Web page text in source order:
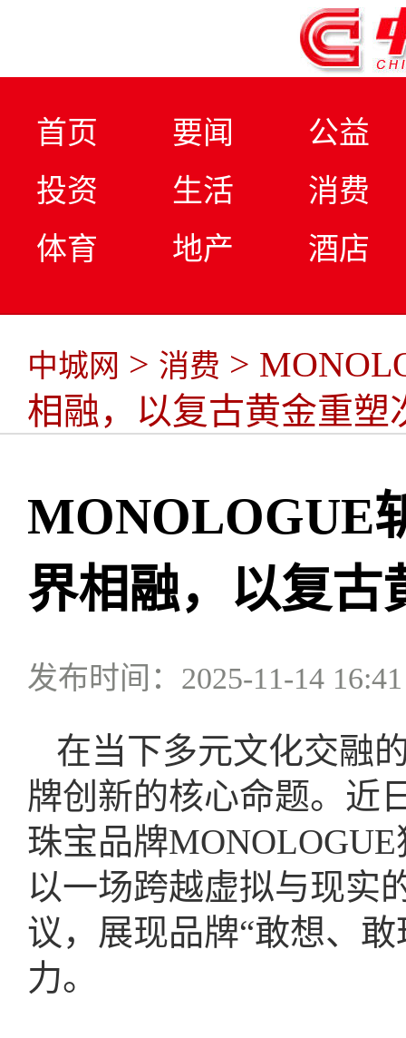
首页 要闻
公益
投资
生活
消费
体育
地产 酒店
中城网 > 消费 >
相融，以复古黄金重塑
MONOLOGUE
界相融，以复古
发布时间：2025-11-14 16:41
在当下多元文化交融
牌创新的核心命题。近
珠宝品牌
以一场跨越虚拟与现实
议，展现品牌“敢想、
力。